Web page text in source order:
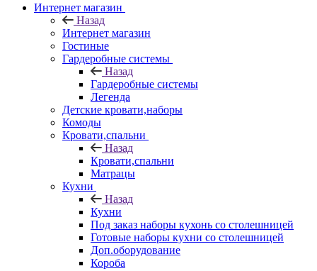
Интернет магазин
Назад
Интернет магазин
Гостиные
Гардеробные системы
Назад
Гардеробные системы
Легенда
Детские кровати,наборы
Комоды
Кровати,спальни
Назад
Кровати,спальни
Матрацы
Кухни
Назад
Кухни
Под заказ наборы кухонь со столешницей
Готовые наборы кухни со столешницей
Доп.оборудование
Короба